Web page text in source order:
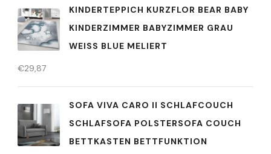
KINDERTEPPICH KURZFLOR BEAR BABY
KINDERZIMMER BABYZIMMER GRAU
WEISS BLUE MELIERT
€29,87
SOFA VIVA CARO II SCHLAFCOUCH
SCHLAFSOFA POLSTERSOFA COUCH
BETTKASTEN BETTFUNKTION